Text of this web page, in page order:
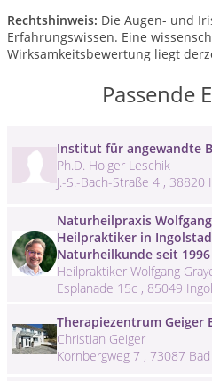
Rechtshinweis: Die Augen- und
Erfahrungswissen. Eine
Wirksamkeitsbewertung liegt
Passende
Institut für angewandte
Ph.D. Holger Leschik
J.-S.-Bach-Straße 4 , 38820
Naturheilpraxis
Heilpraktiker in
Naturheilkunde seit 1996
Heilpraktiker Wolfgang
Esplanade 15c , 85049
Therapiezentrum Geiger
Christian Geiger
Kornbergweg 7 , 73087